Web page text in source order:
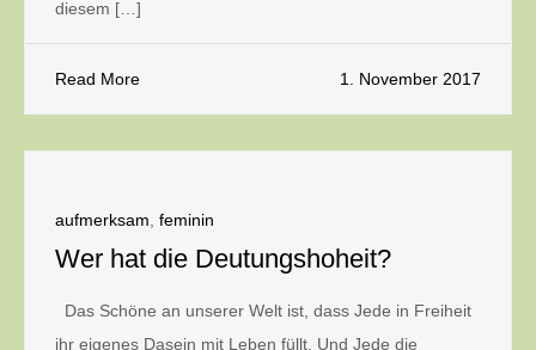
diesem […]
Read More 1. November 2017
aufmerksam feminin
Wer hat die Deutungshoheit?
Das Schöne an unserer Welt ist, dass Jede in Freiheit
ihr eigenes Dasein mit Leben füllt. Und Jede die